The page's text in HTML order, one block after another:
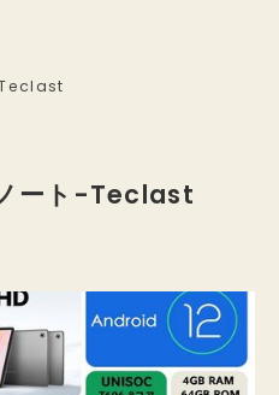
Teclast
ート-Teclast